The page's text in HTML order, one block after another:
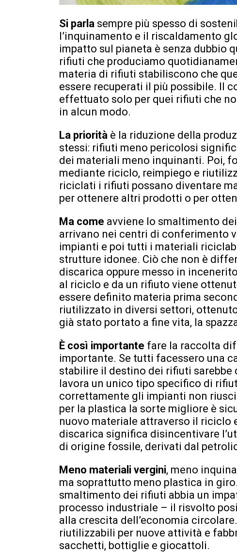
Si parla sempre più spesso di
l’inquinamento e il riscaldamento
impatto sul pianeta è senza dubbio
rifiuti che produciamo
materia di rifiuti stabiliscono che
essere recuperati il più possibile. Il
effettuato solo per quei rifiuti che
in alcun modo.
La priorità è la riduzione della
stessi: rifiuti meno pericolosi
dei materiali meno inquinanti. Poi,
mediante riciclo, reimpiego e
riciclati i rifiuti possano diventare
per ottenere altri prodotti o per
Ma come avviene lo smaltimento
arrivano nei centri di conferimento
impianti e poi tutti i materiali
strutture idonee. Ciò che non è
discarica oppure messo in
al riciclo e da un rifiuto viene
essere definito materia prima
riutilizzato in diversi settori,
già stato portato a fine vita, la
È così importante fare la raccolta
importante. Se tutti facessero una
stabilire il destino dei rifiuti sarebbe
lavora un unico tipo specifico di
correttamente gli impianti non
per la plastica la sorte migliore è
nuovo materiale attraverso il riciclo
discarica significa disincentivare
di origine fossile, derivati dal
Meno materiali vergini, meno
ma soprattutto meno plastica in
smaltimento dei rifiuti abbia un
processo industriale – il risvolto
alla crescita dell’economia
riutilizzabili per nuove attività e
sacchetti, bottiglie e giocattoli.